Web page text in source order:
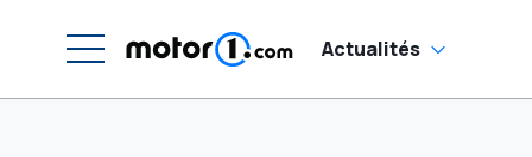
Actualités